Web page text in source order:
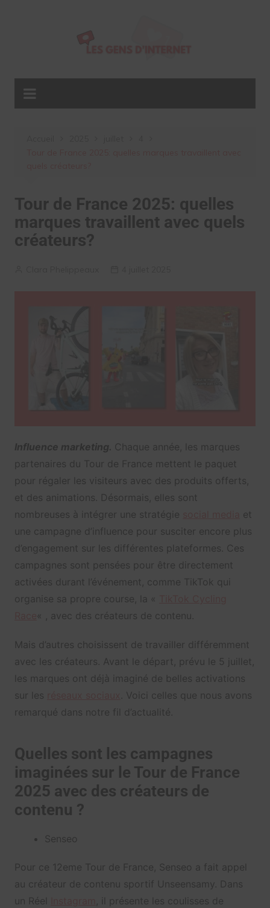
Tour de France 2025: quelles
marques travaillent avec quels
créateurs?
Influence marketing. Chaque année, les marques
partenaires du Tour de France mettent le paquet
pour régaler les visiteurs avec des produits offerts,
et des animations. Désormais, elles sont
nombreuses à intégrer une stratégie
et
une campagne d’influence pour susciter encore plus
d’engagement sur les différentes plateformes. Ces
campagnes sont pensées pour être directement
activées durant l’événement, comme TikTok qui
organise sa propre course, la «
« , avec des créateurs de contenu.
Mais d’autres choisissent de travailler différemment
avec les créateurs. Avant le départ, prévu le 5 juillet,
les marques ont déjà imaginé de belles activations
sur les
. Voici celles que nous avons
remarqué dans notre fil d’actualité.
Quelles sont les campagnes
imaginées sur le Tour de France
2025 avec des créateurs de
contenu ?
Senseo
Pour ce 12eme Tour de France, Senseo a fait appel
au créateur de contenu sportif Unseensamy. Dans
un Réel
, il présente les coulisses de